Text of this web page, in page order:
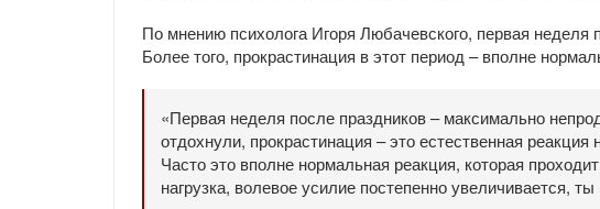
По мнению психолога Игоря Любачевского, первая неделя
Более того, прокрастинация в этот период – вполне
«Первая неделя после праздников – максимально
отдохнули, прокрастинация – это естественная реакция
Часто это вполне нормальная реакция, которая
нагрузка, волевое усилие постепенно увеличивается,